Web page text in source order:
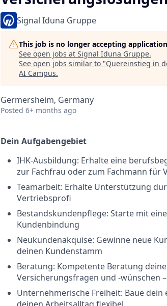
Signal Iduna Gruppe
This job is no longer accepting
See open jobs at Signal Iduna Gruppe.
See open jobs similar to "Quereinstieg in
AI Campus.
Germersheim, Germany
Posted 6+ months ago
Dein Aufgabengebiet
IHK-Ausbildung: Erhalte eine
zur Fachfrau oder zum Fachmann für
Teamarbeit: Erhalte Unterstützung
Vertriebsprofi
Bestandskundenpflege: Starte mit
Kundenbindung
Neukundenakquise: Gewinne neue
deinen Kundenstamm
Beratung: Kompetente Beratung
Versicherungsfragen und -wünschen
Unternehmerische Freiheit: Baue